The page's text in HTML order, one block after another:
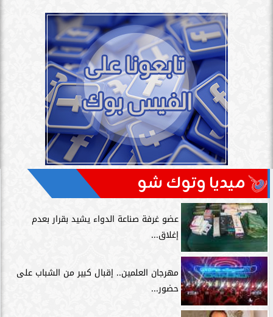
ميديا وتوك شو
عضو غرفة صناعة الدواء يشيد بقرار بعدم
إغلاق...
مهرجان العلمين.. إقبال كبير من الشباب على
حضور...